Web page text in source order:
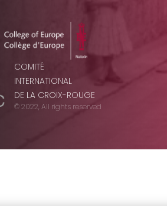
COMITÉ
INTERNATIONAL
DE LA CROIX-ROUGE
© 2022, All rights reserved